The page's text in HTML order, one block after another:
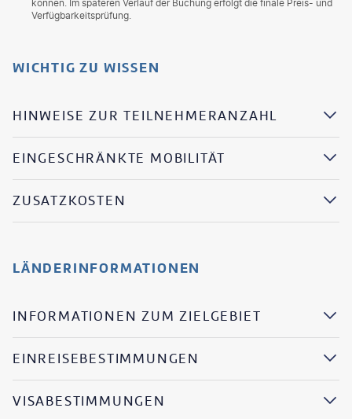
können. Im späteren Verlauf der Buchung erfolgt die finale Preis- und
Verfügbarkeitsprüfung.
WICHTIG ZU WISSEN
HINWEISE ZUR TEILNEHMERANZAHL
EINGESCHRÄNKTE MOBILITÄT
ZUSATZKOSTEN
LÄNDERINFORMATIONEN
INFORMATIONEN ZUM ZIELGEBIET
EINREISEBESTIMMUNGEN
VISABESTIMMUNGEN